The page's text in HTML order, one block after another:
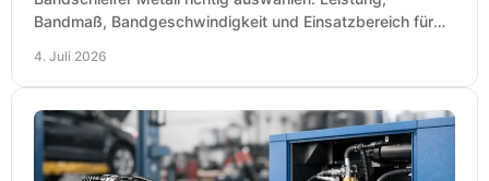
Bandmaß, Bandgeschwindigkeit und Einsatzbereich für
4. Juli 2026